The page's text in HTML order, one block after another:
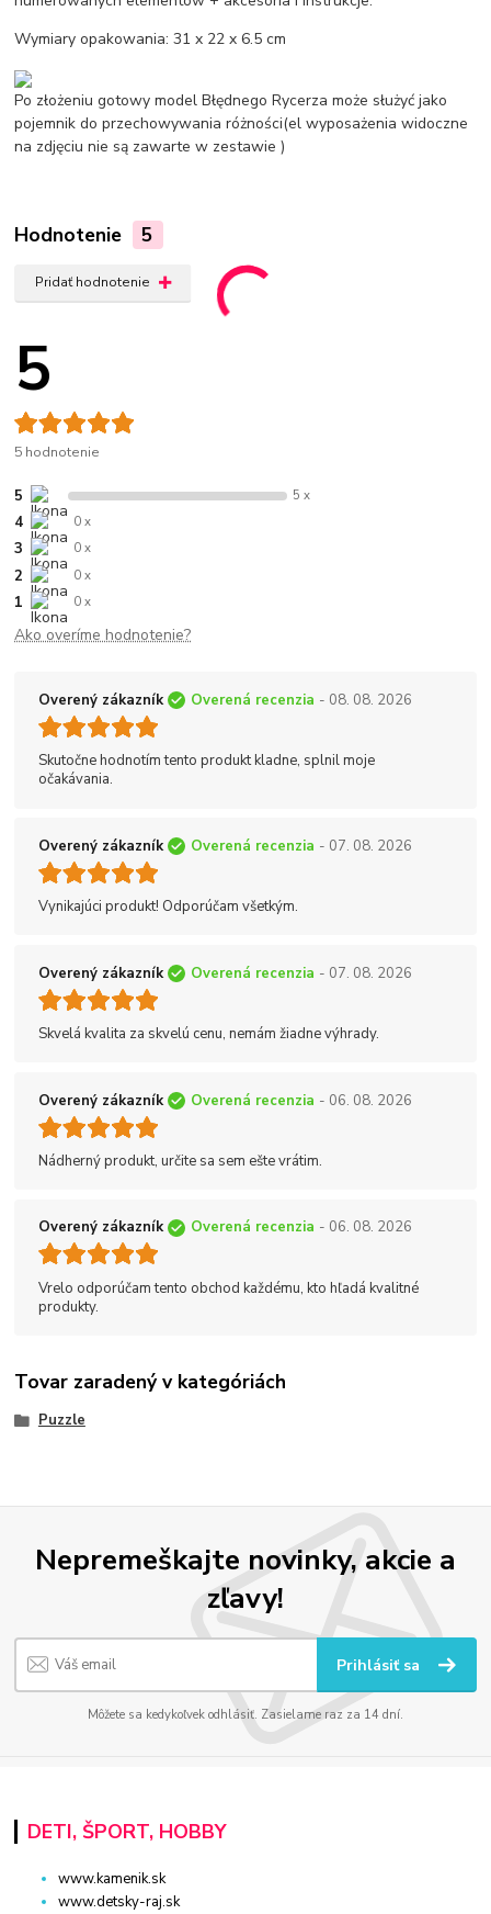
Wymiary opakowania: 31 x 22 x 6.5 cm
Po złożeniu gotowy model Błędnego Rycerza może służyć jako
pojemnik do przechowywania różności(el wyposażenia widoczne
na zdjęciu nie są zawarte w zestawie )
Hodnotenie 5
Pridať hodnotenie
5
5 hodnotenie
5 5 x
4 0 x
3 0 x
2 0 x
1 0 x
Ako overíme hodnotenie?
Overený zákazník Overená recenzia - 08. 08. 2026
Skutočne hodnotím tento produkt kladne, splnil moje
očakávania.
Overený zákazník Overená recenzia - 07. 08. 2026
Vynikajúci produkt! Odporúčam všetkým.
Overený zákazník Overená recenzia - 07. 08. 2026
Skvelá kvalita za skvelú cenu, nemám žiadne výhrady.
Overený zákazník Overená recenzia - 06. 08. 2026
Nádherný produkt, určite sa sem ešte vrátim.
Overený zákazník Overená recenzia - 06. 08. 2026
Vrelo odporúčam tento obchod každému, kto hľadá kvalitné
produkty.
Tovar zaradený v kategóriách
Puzzle
Nepremeškajte novinky, akcie a
zľavy!
Prihlásiť sa
Môžete sa kedykoľvek odhlásiť. Zasielame raz za 14 dní.
DETI, ŠPORT, HOBBY
www.kamenik.sk
www.detsky-raj.sk